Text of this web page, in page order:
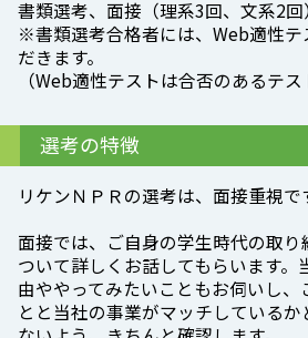
書類選考、面接（理系3回、文系2回）
※書類選考合格者には、Web適性テ
だきます。
（Web適性テストは合否のあるテス
選考の特徴
リケンＮＰＲの選考は、面接重視で
面接では、ご自身の学生時代の取
ついて詳しくお話してもらいます。
由ややってみたいこともお伺いし、
とと当社の事業がマッチしている